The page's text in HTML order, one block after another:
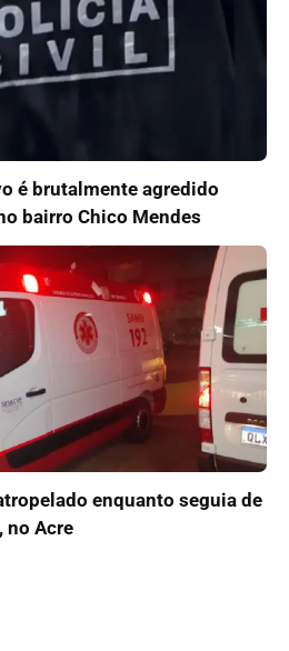
é brutalmente agredido
bairro Chico Mendes
enquanto seguia de
no Acre